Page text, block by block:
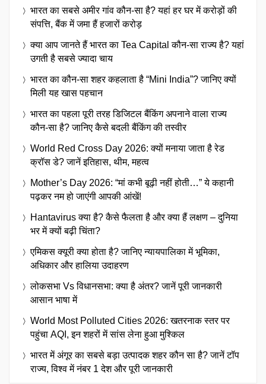
भारत का सबसे अमीर गांव कौन-सा है? यहां हर घर में करोड़ों की
संपत्ति, बैंक में जमा हैं हजारों करोड़
क्या आप जानते हैं भारत का Tea Capital कौन-सा राज्य है? यहां
उगती है सबसे ज्यादा चाय
भारत का कौन-सा शहर कहलाता है “Mini India”? जानिए क्यों
मिली यह खास पहचान
भारत का पहला पूरी तरह डिजिटल बैंकिंग अपनाने वाला राज्य
कौन-सा है? जानिए कैसे बदली बैंकिंग की तस्वीर
World Red Cross Day 2026: क्यों मनाया जाता है रेड
क्रॉस डे? जानें इतिहास, थीम, महत्व
Mother’s Day 2026: “मां कभी बूढ़ी नहीं होती…” ये कहानी
पढ़कर नम हो जाएंगी आपकी आंखें!
Hantavirus क्या है? कैसे फैलता है और क्या हैं लक्षण – दुनिया
भर में क्यों बढ़ी चिंता?
एमिकस क्यूरी क्या होता है? जानिए न्यायपालिका में भूमिका,
अधिकार और हालिया उदाहरण
लोकसभा Vs विधानसभा: क्या है अंतर? जानें पूरी जानकारी
आसान भाषा में
World Most Polluted Cities 2026: खतरनाक स्तर पर
पहुंचा AQI, इन शहरों में सांस लेना हुआ मुश्किल
भारत में अंगूर का सबसे बड़ा उत्पादक शहर कौन सा है? जानें टॉप
राज्य, विश्व में नंबर 1 देश और पूरी जानकारी